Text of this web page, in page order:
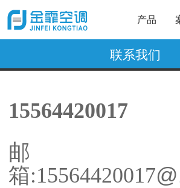
产品
联系我们
15564420017
邮
箱:15564420017